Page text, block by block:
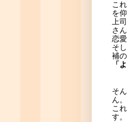
こ
を
上
さ
恋
そ
補
「
そ
ん。
こ
す。